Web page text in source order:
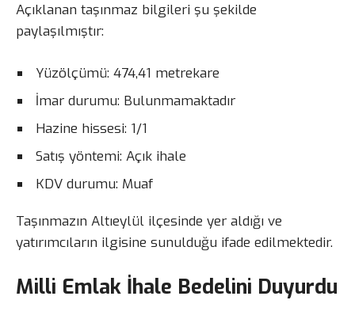
Açıklanan taşınmaz bilgileri şu şekilde
paylaşılmıştır:
Yüzölçümü: 474,41 metrekare
İmar durumu: Bulunmamaktadır
Hazine hissesi: 1/1
Satış yöntemi: Açık ihale
KDV durumu: Muaf
Taşınmazın Altıeylül ilçesinde yer aldığı ve
yatırımcıların ilgisine sunulduğu ifade edilmektedir.
Milli Emlak İhale Bedelini Duyurdu